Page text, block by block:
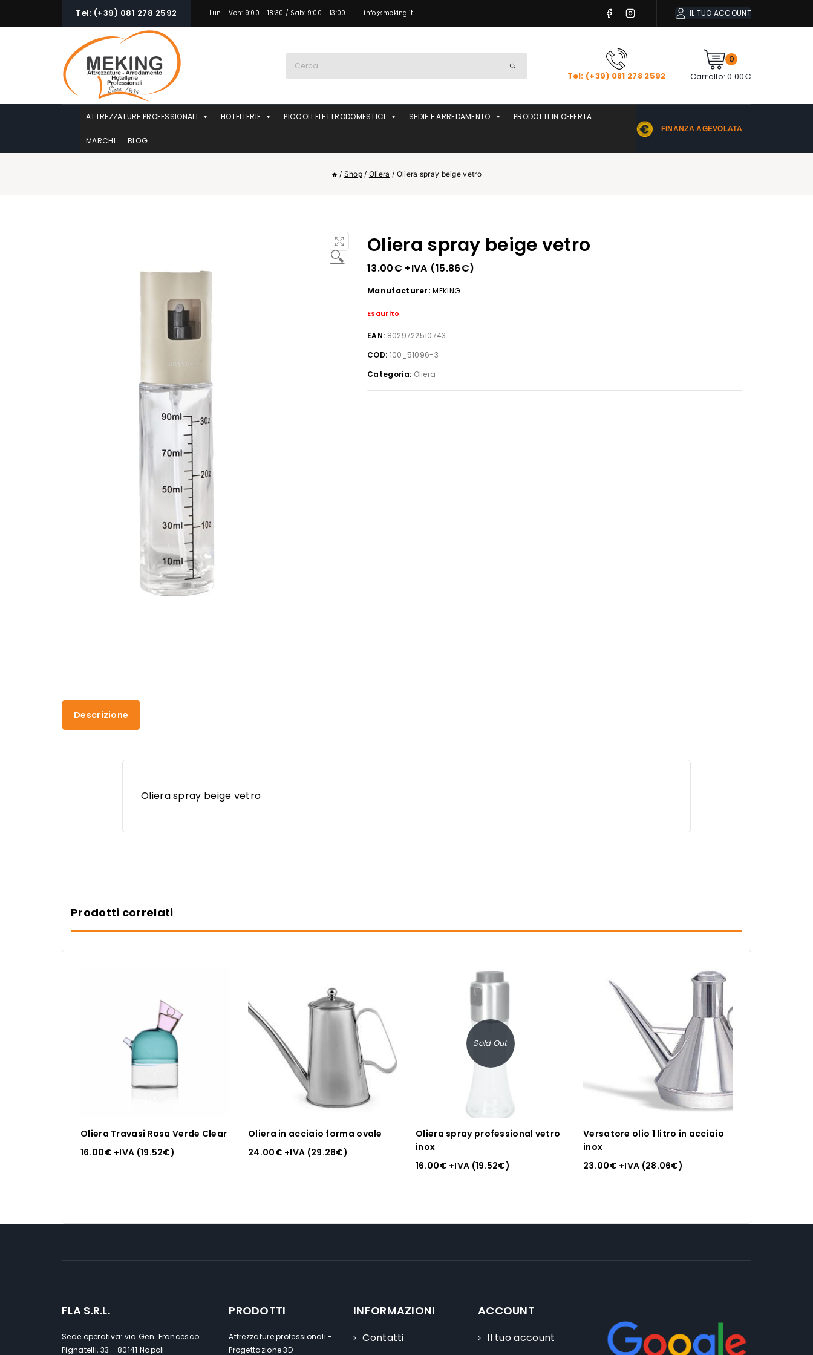
Tel: (+39) 081 278 2592 Lun - Ven: 9:00 - 18:30 / Sab: 9:00 - 13:00 info@meking.it IL TUO ACCOUNT
per:
Tel: (+39) 081 278 2592
0
Carrello: 0.00€
ATTREZZATURE PROFESSIONALI HOTELLERIE PICCOLI ELETTRODOMESTICI SEDIE E ARREDAMENTO PRODOTTI IN OFFERTA
MARCHI BLOG
FINANZA AGEVOLATA
/ Shop / Oliera / Oliera spray beige vetro
🔍 Oliera spray beige vetro
13.00€ +IVA (15.86€)
Manufacturer: MEKING
Esaurito
EAN: 8029722510743
COD: 100_51096-3
Categoria: Oliera
Descrizione
Oliera spray beige vetro
Prodotti correlati
Oliera Travasi Rosa Verde Clear
16.00€+IVA (19.52€)
​Oliera in acciaio forma ovale
24.00€+IVA (29.28€)
Sold Out
Oliera spray professional vetro
inox
16.00€+IVA (19.52€)
Versatore olio 1 litro in acciaio
inox
23.00€+IVA (28.06€)
FLA S.R.L.
Sede operativa: via Gen. Francesco
Pignatelli, 33 - 80141 Napoli
PRODOTTI
Attrezzature professionali -
Progettazione 3D -
INFORMAZIONI
Contatti
ACCOUNT
Il tuo account